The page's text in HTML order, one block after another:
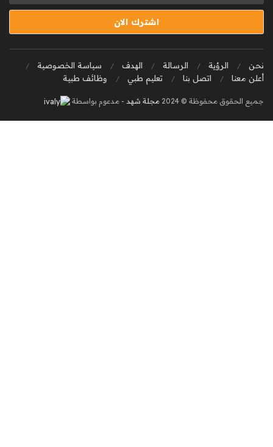
نحن الرؤية الرسالة الهدف
سياسة الخصوصية
أعلن معنا
اتصل بنا تعليم طبي وظائف طبية
جميع الحقوق محفوظة © 2024 مجلة شهد - مدعوم بواسطة